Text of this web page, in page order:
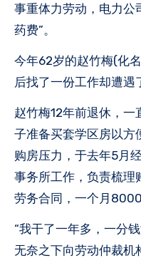
事重体力劳动，电力公
药费”。
今年62岁的赵竹梅(化
后找了一份工作却遭遇
赵竹梅12年前退休，
子准备买套学区房以方
购房压力，于去年5月
事务所工作，负责梳理
劳务合同，一个月8000
“我干了一年多，一分
无奈之下向劳动仲裁机